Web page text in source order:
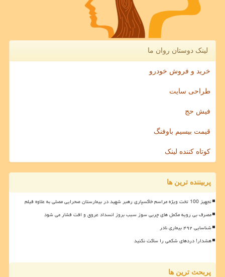
لینک دوستان روان ما
خرید و فروش خودرو
طراحی سایت
فیش حج
قیمت بیسیم باوفنگ
کوتاه کننده لینک
پربیننده ترین ها
تجهیز 100 تخت ویژه مراسم خاکسپاری رهبر شهید در بیمارستان صحرایی مصلی به علاوه فیلم
مصرف بی رویه مکمل های چربی سوز سبب بروز انسداد عروق و افت فشار می شود
شناسایی ۴۹۲ بیماری نادر
هشدار! دردهای شکمی را ساکت نکنید
پربحث ترین ها